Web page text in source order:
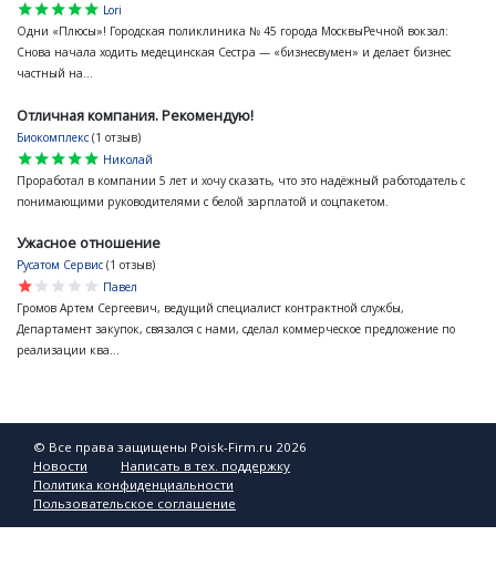
star
star
star
star
star
Lori
Одни «Плюсы»! Городская поликлиника № 45 города МосквыРечной вокзал:
Снова начала ходить медецинская Сестра — «бизнесвумен» и делает бизнес
частный на...
Отличная компания. Рекомендую!
Биокомплекс (1 отзыв)
star
star
star
star
star
Николай
Проработал в компании 5 лет и хочу сказать, что это надёжный работодатель с
понимающими руководителями с белой зарплатой и соцпакетом.
Ужасное отношение
Русатом Сервис (1 отзыв)
star
star
star
star
star
Павел
Громов Артем Сергеевич, ведущий специалист контрактной службы,
Департамент закупок, связался с нами, сделал коммерческое предложение по
реализации ква...
© Все права защищены Poisk-Firm.ru 2026
Новости
Написать в тех. поддержку
Политика конфиденциальности
Пользовательское соглашение